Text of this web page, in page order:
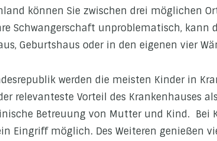
können Sie zwischen drei möglichen
Schwangerschaft unproblematisch, kann
Geburtshaus oder in den eigenen vier
werden die meisten Kinder in
relevanteste Vorteil des Krankenhauses
Betreuung von Mutter und Kind. Bei
Eingriff möglich. Des Weiteren genießen